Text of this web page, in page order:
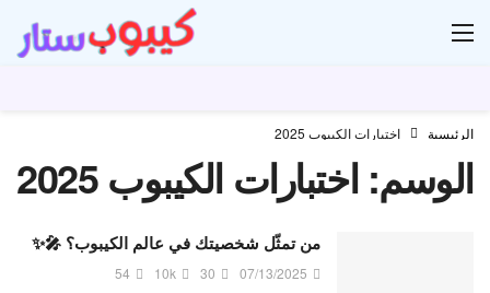
الرئيسية اختبارات الكيبوب 2025
الوسم:اختبارات الكيبوب 2025
من تمثّل شخصيتك في عالم الكيبوب؟ 🎤✨
07/13/2025
30
10k
54